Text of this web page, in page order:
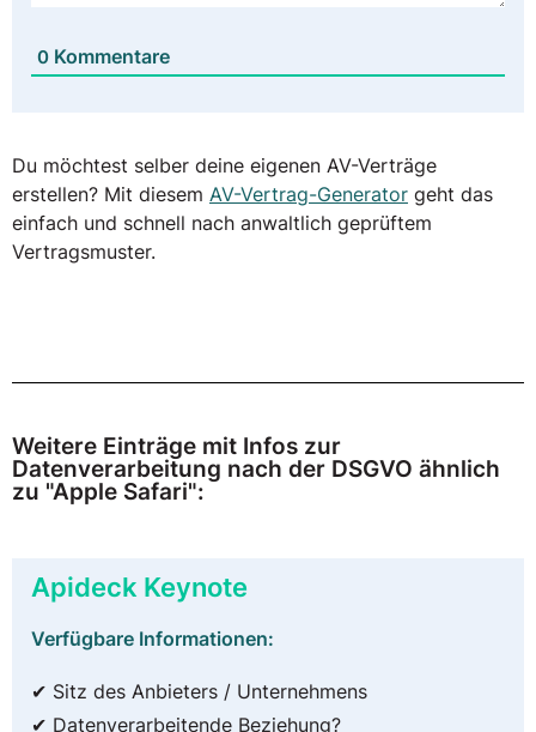
0 Kommentare
Du möchtest selber deine eigenen AV-Verträge
erstellen? Mit diesem AV-Vertrag-Generator geht das
einfach und schnell nach anwaltlich geprüftem
Vertragsmuster.
Weitere Einträge mit Infos zur
Datenverarbeitung nach der DSGVO ähnlich
zu "Apple Safari":
Apideck Keynote
Verfügbare Informationen:
✔ Sitz des Anbieters / Unternehmens
✔ Datenverarbeitende Beziehung?